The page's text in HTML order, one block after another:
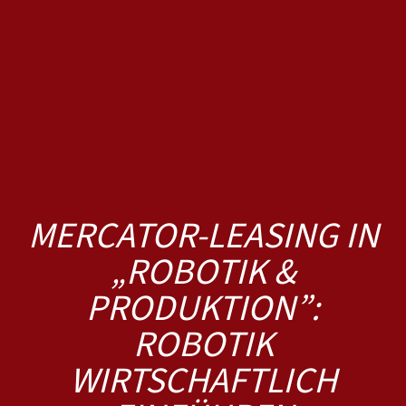
MERCATOR-LEASING IN
„ROBOTIK &
PRODUKTION”:
ROBOTIK
WIRTSCHAFTLICH